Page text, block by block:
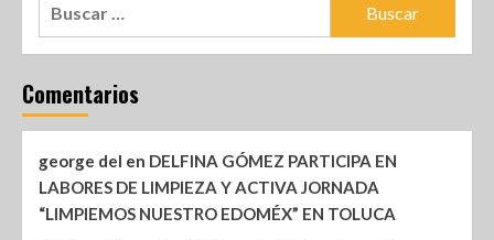
Comentarios
george del en DELFINA GÓMEZ PARTICIPA EN
LABORES DE LIMPIEZA Y ACTIVA JORNADA
“LIMPIEMOS NUESTRO EDOMÉX” EN TOLUCA